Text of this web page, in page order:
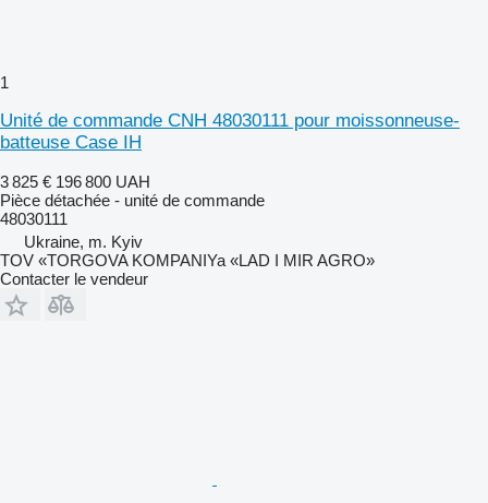
1
Unité de commande CNH 48030111 pour moissonneuse-
batteuse Case IH
3 825 € 196 800 UAH
Pièce détachée - unité de commande
48030111
Ukraine, m. Kyiv
TOV «TORGOVA KOMPANIYa «LAD I MIR AGRO»
Contacter le vendeur